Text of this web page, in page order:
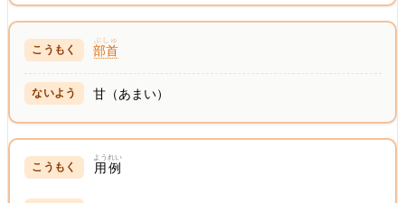
部首
ぶしゅ
甘（あまい）
用例
ようれい